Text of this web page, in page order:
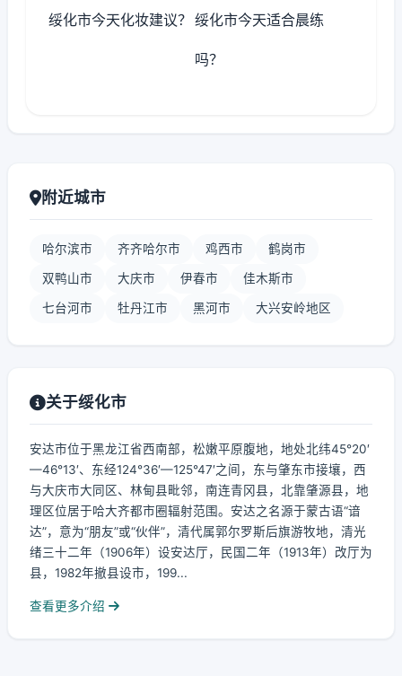
绥化市今天化妆建议？ 绥化市今天适合晨练
吗？
附近城市
哈尔滨市 齐齐哈尔市 鸡西市 鹤岗市
双鸭山市 大庆市 伊春市 佳木斯市
七台河市 牡丹江市 黑河市 大兴安岭地区
关于绥化市
安达市位于黑龙江省西南部，松嫩平原腹地，地处北纬45°20′
—46°13′、东经124°36′—125°47′之间，东与肇东市接壤，西
与大庆市大同区、林甸县毗邻，南连青冈县，北靠肇源县，地
理区位居于哈大齐都市圈辐射范围。安达之名源于蒙古语“谙
达”，意为“朋友”或“伙伴”，清代属郭尔罗斯后旗游牧地，清光
绪三十二年（1906年）设安达厅，民国二年（1913年）改厅为
县，1982年撤县设市，199...
查看更多介绍